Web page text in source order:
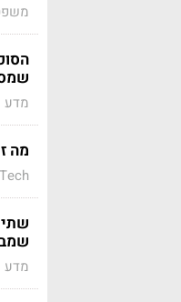
מדע
מה
שמבטיח
מדע